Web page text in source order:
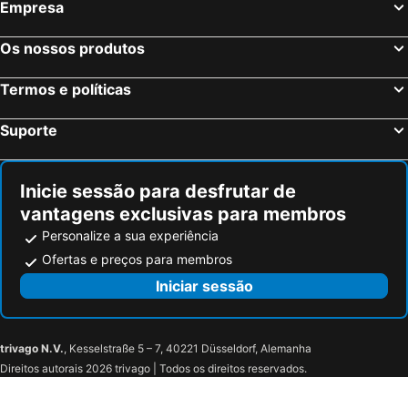
Athens Capital Hotel - MGallery
Alkima Athens Wellness Stay
Nyx Esperia Palace Hotel Athens
Athens Cypria Hotel
Semeli Hotel
Mykonos-Town, Sul do Mar Egeu Hotéis
Ixia, Sul do Mar Egeu Hotéis
Chersonissos, Creta Hotéis
Imerovigli, Sul do Mar Egeu Hotéis
Empresa
Os nossos produtos
Termos e políticas
Suporte
Inicie sessão para desfrutar de
vantagens exclusivas para membros
Personalize a sua experiência
Ofertas e preços para membros
Iniciar sessão
trivago N.V., Kesselstraße 5 – 7, 40221 Düsseldorf, Alemanha
Direitos autorais 2026 trivago | Todos os direitos reservados.